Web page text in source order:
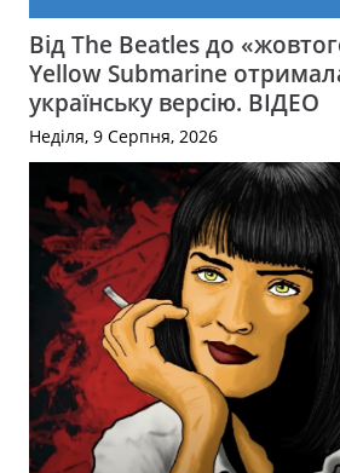
Від The Beatles до
Yellow Submarine
українську версію. ВІДЕО
Неділя, 9 Серпня, 2026